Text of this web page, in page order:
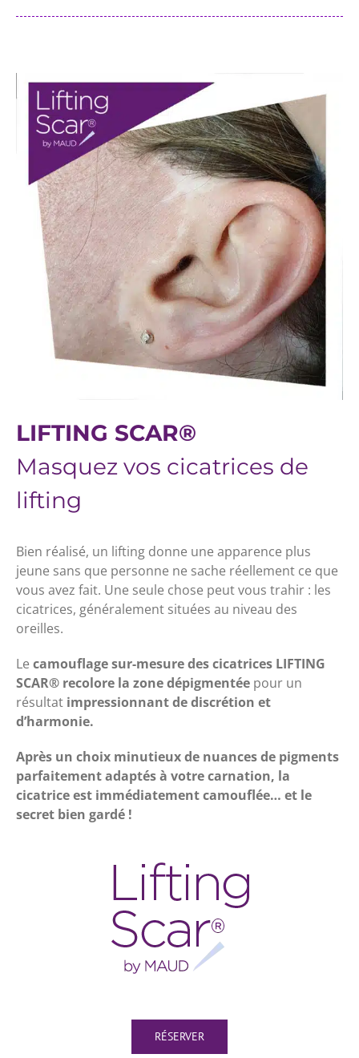
LIFTING SCAR®
Masquez vos cicatrices de
lifting
Bien réalisé, un lifting donne une apparence plus
jeune sans que personne ne sache réellement ce que
vous avez fait. Une seule chose peut vous trahir : les
cicatrices, généralement situées au niveau des
oreilles.
Le camouflage sur-mesure des cicatrices LIFTING
SCAR® recolore la zone dépigmentée pour un
résultat impressionnantde discrétion et
d’harmonie.
Après un choix minutieux de nuances de pigments
parfaitement adaptés à votre carnation, la
cicatrice est immédiatement camouflée… et le
secret bien gardé !
RÉSERVER